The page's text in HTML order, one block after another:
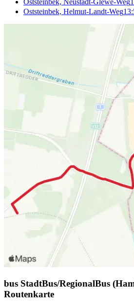
Oststeinbek, Neustadt-Glewe-Weg
Oststeinbek, Helmut-Landt-Weg
bus StadtBus/RegionalBus
Routenkarte